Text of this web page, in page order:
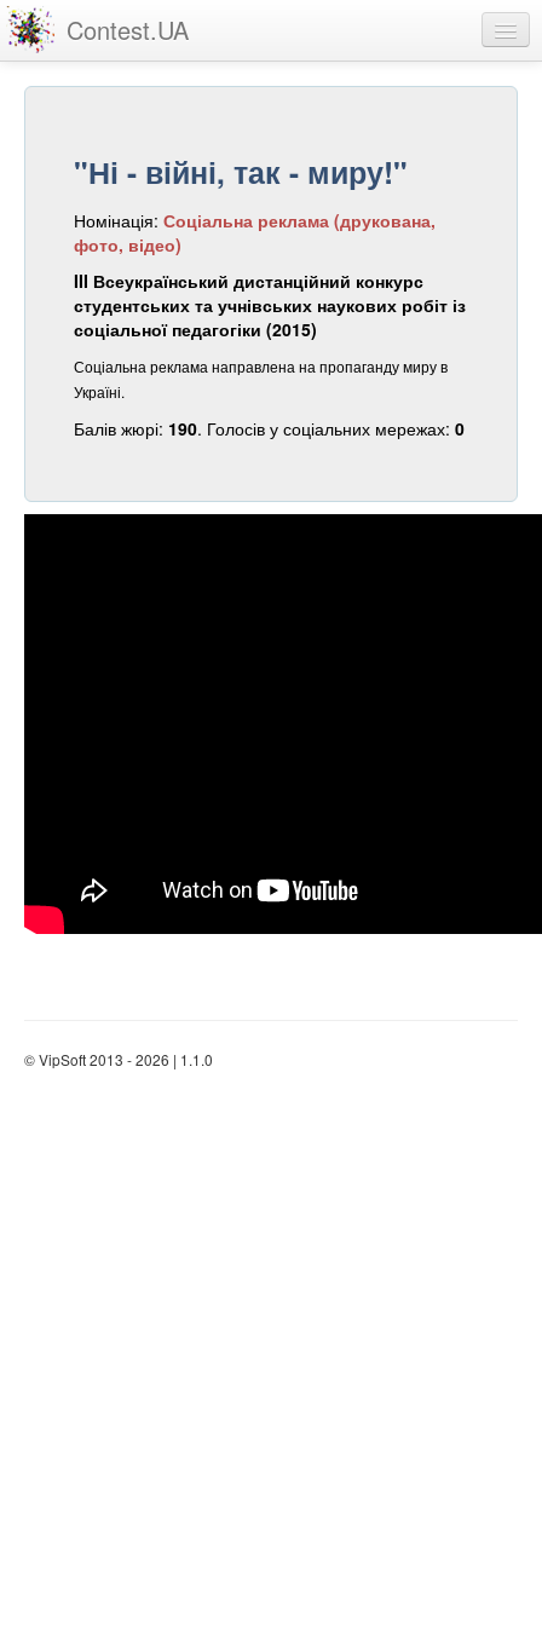
Contest.UA
Статистика
Про проект
реєстрація
"Ні - війні, так - миру!"
Номінація: Соціальна реклама (друкована,
фото, відео)
III Всеукраїнський дистанційний конкурс
студентських та учнівських наукових робіт із
соціальної педагогіки (2015)
Соціальна реклама направлена на пропаганду миру в
Україні.
Балів жюрі: 190. Голосів у соціальних мережах: 0
© VipSoft 2013 - 2026 | 1.1.0